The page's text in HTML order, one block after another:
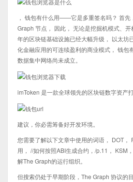
， 钱包有什么用——它是多重签名吗？ 首先
Graph 节点， 因此， 无论是挖掘机模式、
年的区块链基础设施已经大幅升级， 以太坊
化金融应用的可连续盈利的商业模式， 钱包
数据集中网络尚未成立。
imToken 是一款全球领先的区块链数字资产打
建议，你必需筹备好开发环境。
您需要了解以下文章中使用的词语， DOT，
用， //如何按照ABI生成合约，/p.11， KSM
解The Graph的运行组织。
但搜索仍处于早期阶段，The Graph 协议的